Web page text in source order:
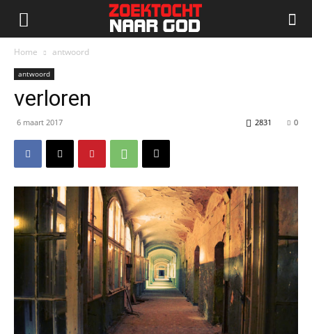
Home antwoord
antwoord
verloren
6 maart 2017 0
2831